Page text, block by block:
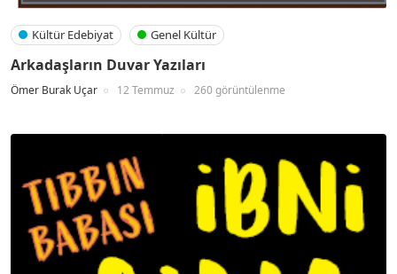
Kültür Edebiyat Genel Kültür
Arkadaşların Duvar Yazıları
Ömer Burak Uçar 12 Temmuz 260 görüntülenme